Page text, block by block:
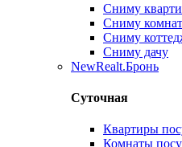
Сниму
Сниму
Сниму
Сниму дачу
NewRealt.Бронь
Суточная
Квартиры
Комнаты